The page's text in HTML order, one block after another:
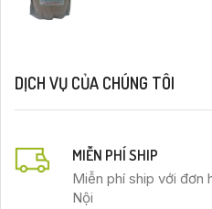
DỊCH VỤ CỦA CHÚNG TÔI
MIỄN PHÍ SHIP
Miễn phí ship với đơn
Nội